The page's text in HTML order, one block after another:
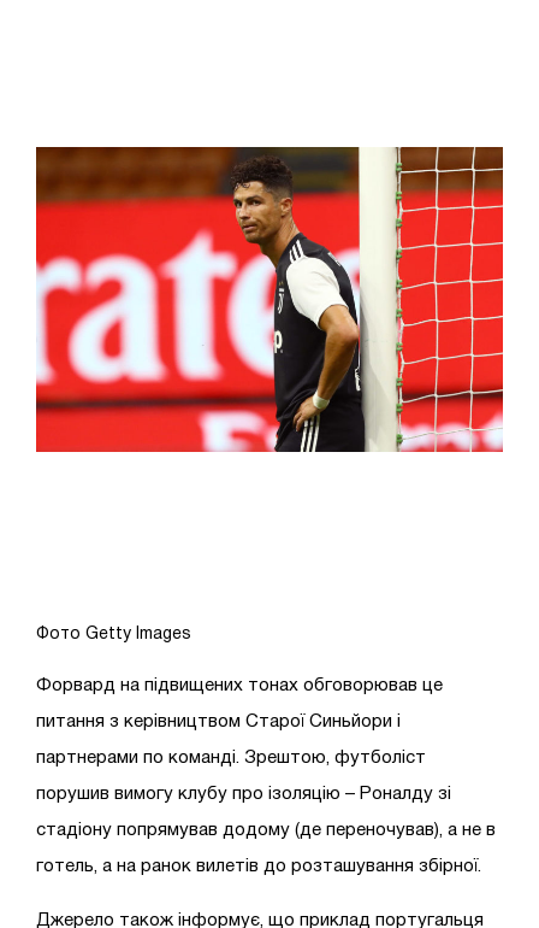
Фото Getty Images
Форвард на підвищених тонах обговорював це
питання з керівництвом Старої Синьйори і
партнерами по команді. Зрештою, футболіст
порушив вимогу клубу про ізоляцію – Роналду зі
стадіону попрямував додому (де переночував), а не в
готель, а на ранок вилетів до розташування збірної.
Джерело також інформує, що приклад португальця